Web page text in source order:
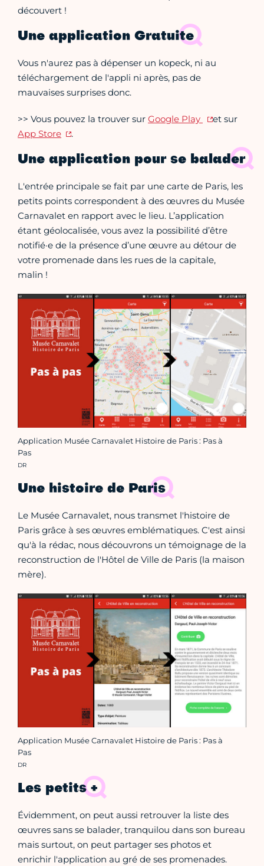
découvert !
Une application Gratuite
Vous n'aurez pas à dépenser un kopeck, ni au
téléchargement de l'appli ni après, pas de
mauvaises surprises donc.
>> Vous pouvez la trouver sur Google Play
et sur
App Store
.
Une application pour se balader
L'entrée principale se fait par une carte de Paris, les
petits points correspondent à des œuvres du Musée
Carnavalet en rapport avec le lieu. L’application
étant géolocalisée, vous avez la possibilité d’être
notifié·e de la présence d’une œuvre au détour de
votre promenade dans les rues de la capitale,
malin !
Application Musée Carnavalet Histoire de Paris : Pas à
Pas
Crédit photo :
DR
Une histoire de Paris
Le Musée Carnavalet, nous transmet l'histoire de
Paris grâce à ses œuvres emblématiques. C'est ainsi
qu'à la rédac, nous découvrons un témoignage de la
reconstruction de l'Hôtel de Ville de Paris (la maison
mère).
Application Musée Carnavalet Histoire de Paris : Pas à
Pas
Crédit photo :
DR
Les petits +
Évidemment, on peut aussi retrouver la liste des
œuvres sans se balader, tranquilou dans son bureau
mais surtout, on peut partager ses photos et
enrichir l'application au gré de ses promenades.